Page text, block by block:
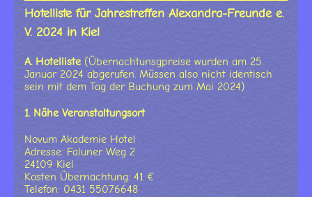
Hotelliste für Jahrestreffen Alexandra-Freunde e.
V. 2024 in Kiel
A. Hotelliste (Übernachtunsgpreise wurden am 25.
Januar 2024 abgerufen. Müssen also nicht identisch
sein mit dem Tag der Buchung zum Mai 2024)
1. Nähe Veranstaltungsort
Novum Akademie Hotel
Adresse: Faluner Weg 2
24109 Kiel
Kosten Übernachtung: 41 €
Telefon: 0431 55076648